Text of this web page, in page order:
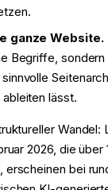
ganze Website.
Begriffe,
lässt.
Wandel:
2026, die
bei